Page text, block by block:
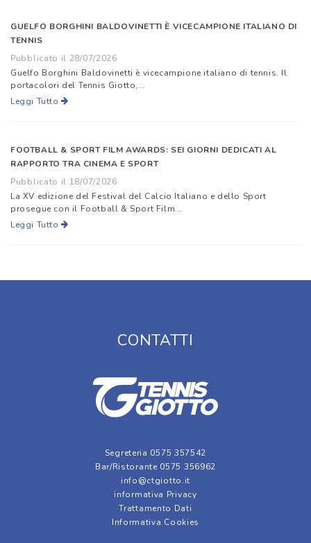
GUELFO BORGHINI BALDOVINETTI È VICECAMPIONE ITALIANO DI
TENNIS
Pubblicato il 28/07/2026
Guelfo Borghini Baldovinetti è vicecampione italiano di tennis. Il
portacolori del Tennis Giotto,...
Leggi Tutto
FOOTBALL & SPORT FILM AWARDS: SEI GIORNI DEDICATI AL
RAPPORTO TRA CINEMA E SPORT
Pubblicato il 18/07/2026
La XV edizione del Festival del Calcio Italiano e dello Sport
prosegue con il Football & Sport Film...
Leggi Tutto
CONTATTI
Segreteria 0575 357542
Bar/Ristorante 0575 356962
info@ctgiotto.it
informativa Privacy
Trattamento Dati
Informativa Cookies